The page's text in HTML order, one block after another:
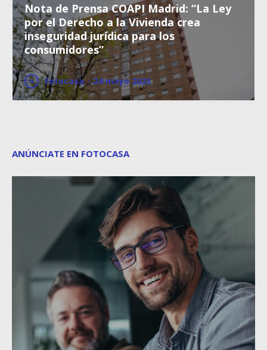
Nota de Prensa COAPI Madrid: “La Ley
por el Derecho a la Vivienda crea
inseguridad jurídica para los
consumidores”
Fotocasa · 24 mayo 2023
ANÚNCIATE EN FOTOCASA